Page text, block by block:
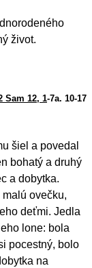
život.
Sam 12, 1-7a. 10-17
šiel a povedal
bohatý a druhý
a dobytka.
ovečku,
deťmi. Jedla
lone: bola
pocestný, bolo
na